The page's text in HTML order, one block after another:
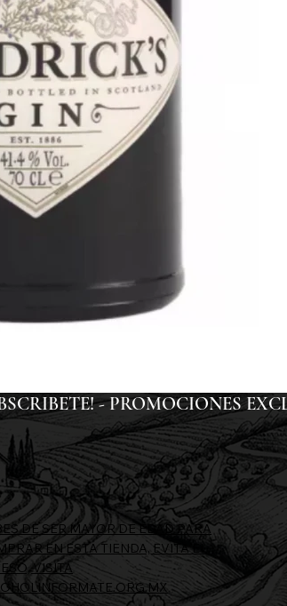
-
DE SER MAYOR DE EDAD PARA
EN ESTA TIENDA, EVITA EL
VISITA